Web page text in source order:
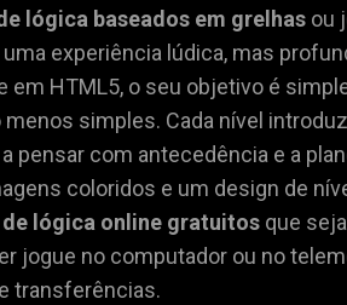
lógica baseados em grelhas ou
experiência lúdica, mas
HTML5, o seu objetivo é
simples. Cada nível
pensar com antecedência e a
coloridos e um design de
lógica online gratuitos que
jogue no computador ou no
transferências.